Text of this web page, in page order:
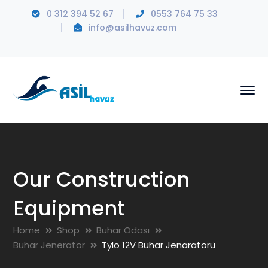
0 312 394 52 67
0553 764 75 33
info@asilhavuz.com
Our Construction
Equipment
Home Shop
Buhar Odası
Buhar Jeneratör
Tylo 12V Buhar Jenaratörü